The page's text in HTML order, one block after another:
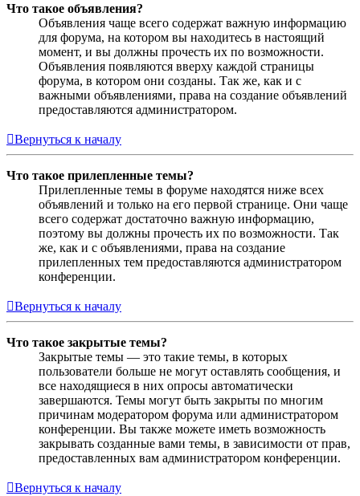
Что такое объявления?
Объявления чаще всего содержат важную информацию
для форума, на котором вы находитесь в настоящий
момент, и вы должны прочесть их по возможности.
Объявления появляются вверху каждой страницы
форума, в котором они созданы. Так же, как и с
важными объявлениями, права на создание объявлений
предоставляются администратором.
Вернуться к началу
Что такое прилепленные темы?
Прилепленные темы в форуме находятся ниже всех
объявлений и только на его первой странице. Они чаще
всего содержат достаточно важную информацию,
поэтому вы должны прочесть их по возможности. Так
же, как и с объявлениями, права на создание
прилепленных тем предоставляются администратором
конференции.
Вернуться к началу
Что такое закрытые темы?
Закрытые темы — это такие темы, в которых
пользователи больше не могут оставлять сообщения, и
все находящиеся в них опросы автоматически
завершаются. Темы могут быть закрыты по многим
причинам модератором форума или администратором
конференции. Вы также можете иметь возможность
закрывать созданные вами темы, в зависимости от прав,
предоставленных вам администратором конференции.
Вернуться к началу